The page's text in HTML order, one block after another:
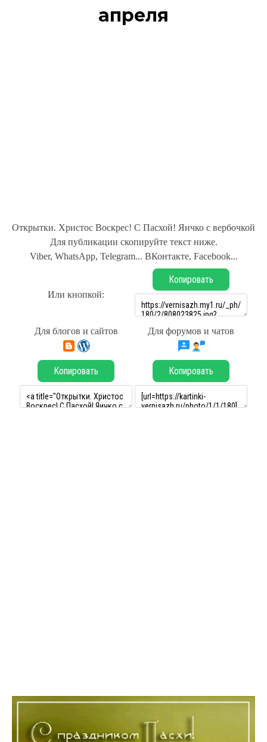
апреля
Открытки. Христос Воскрес! С Пасхой! Яичко с вербочкой
Для публикации скопируйте текст ниже.
Viber, WhatsApp, Telegram... ВКонтакте, Facebook...
Или кнопкой:
Копировать
Для блогов и сайтов Для форумов и чатов
Копировать Копировать